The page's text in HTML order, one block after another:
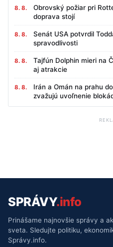
8. 8.
Obrovský požiar pri
doprava stojí
8. 8.
Senát USA potvrdil
spravodlivosti
8. 8.
Tajfún Dolphin mieri na
aj atrakcie
8. 8.
Irán a Omán na prahu
zvažujú uvoľnenie
SPRÁVY.info
Prinášame najnovšie správy a
sveta. Sledujte politiku,
Správy.info.